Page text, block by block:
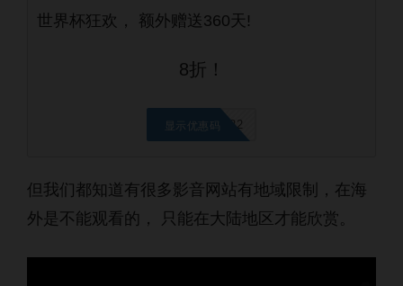
世界杯狂欢， 额外赠送360天!
8折！
FIFA2022
显示优惠码
但我们都知道有很多影音网站有地域限制，在海
外是不能观看的， 只能在大陆地区才能欣赏。